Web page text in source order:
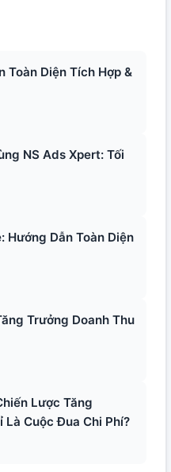
Toàn Diện Tích Hợp &
NS Ads Xpert: Tối
Hướng Dẫn Toàn Diện
Trưởng Doanh Thu
Lược Tăng
Là Cuộc Đua Chi Phí?